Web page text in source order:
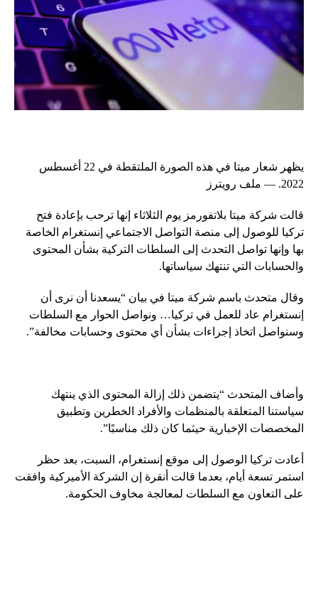
يظهر شعار ميتا في هذه الصورة الملتقطة في 22 أغسطس
2022. — ملف رويترز
قالت شركة ميتا بلاتفورمز يوم الثلاثاء إنها ترحب بإعادة فتح
تركيا للوصول إلى منصة التواصل الاجتماعي إنستغرام الخاصة
بها وإنها تواصل التحدث إلى السلطات التركية بشأن المحتوى
والحسابات التي تنتهك سياساتها.
وقال متحدث باسم شركة ميتا في بيان “يسعدنا أن نرى أن
إنستغرام عاد للعمل في تركيا… ونواصل الحوار مع السلطات
وسنواصل اتخاذ إجراءات بشأن أي محتوى وحسابات مخالفة”.
وأضاف المتحدث “يتضمن ذلك إزالة المحتوى الذي ينتهك
سياستنا المتعلقة بالمنظمات والأفراد الخطرين وتطبيق
المخصصات الإخبارية حيثما كان ذلك مناسبًا”.
أعادت تركيا الوصول إلى موقع إنستغرام، السبت، بعد حظر
استمر تسعة أيام، بعدما قالت أنقرة إن الشركة الأميركية وافقت
على التعاون مع السلطات لمعالجة مخاوف الحكومة.